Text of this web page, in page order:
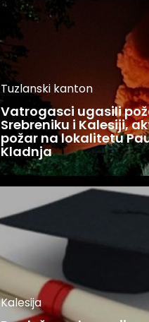
Tuzlanski kanton
Vatrogasci ugasili
Srebreniku i Kalesiji,
požar na lokalitetu
Kladnja
Kalesija